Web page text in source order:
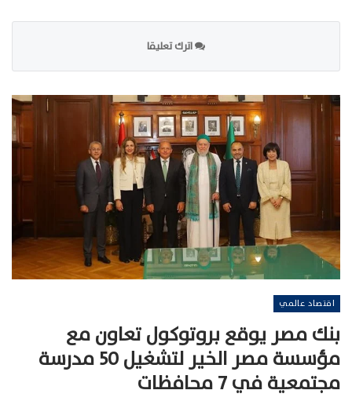
اترك تعليقا
اقتصاد عالمي
بنك مصر يوقع بروتوكول تعاون مع
مؤسسة مصر الخير لتشغيل 50 مدرسة
مجتمعية في 7 محافظات